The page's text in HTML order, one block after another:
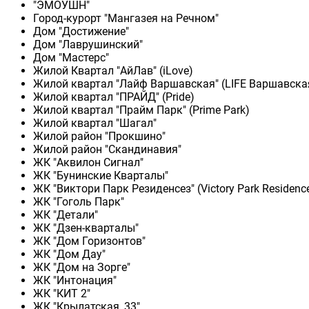
"ЭМОУШН"
Город-курорт "Мангазея на Речном"
Дом "Достижение"
Дом "Лаврушинский"
Дом "Мастерс"
Жилой Квартал "АйЛав" (iLove)
Жилой квартал "Лайф Варшавская" (LIFE
Жилой квартал "ПРАЙД" (Pride)
Жилой квартал "Прайм Парк" (Prime Park)
Жилой квартал "Шагал"
Жилой район "Прокшино"
Жилой район "Скандинавия"
ЖК "Аквилон Сигнал"
ЖК "Бунинские Кварталы"
ЖК "Виктори Парк Резиденсез" (Victory Park
ЖК "Гоголь Парк"
ЖК "Детали"
ЖК "Дзен-кварталы"
ЖК "Дом Горизонтов"
ЖК "Дом Дау"
ЖК "Дом на Зорге"
ЖК "Интонация"
ЖК "КИТ 2"